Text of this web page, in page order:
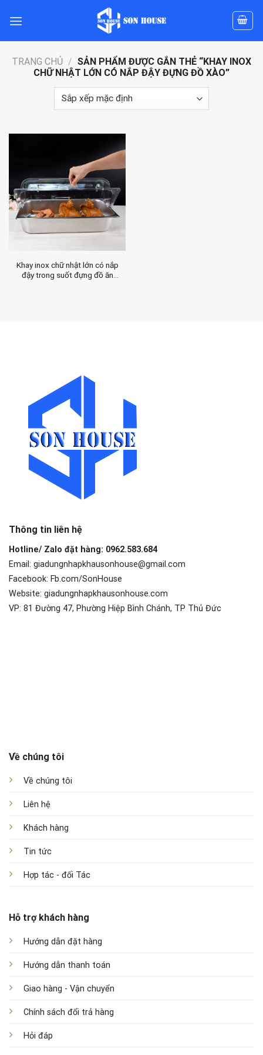
TRANG CHỦ / SẢN PHẨM ĐƯỢC GẮN THẺ “KHAY INOX
CHỮ NHẬT LỚN CÓ NẮP ĐẬY ĐỰNG ĐỒ XÀO”
Khay inox chữ nhật lớn có nắp
đậy trong suốt đựng đồ ăn
Thông tin liên hệ
Hotline/ Zalo đặt hàng: 0962.583.684
Email: giadungnhapkhausonhouse@gmail.com
Facebook: Fb.com/SonHouse
Website: giadungnhapkhausonhouse.com
VP: 81 Đường 47, Phường Hiệp Bình Chánh, TP Thủ Đức
Về chúng tôi
Về chúng tôi
Liên hệ
Khách hàng
Tin tức
Hợp tác - đối Tác
Hỗ trợ khách hàng
Hướng dẫn đặt hàng
Hướng dẫn thanh toán
Giao hàng - Vận chuyển
Chính sách đổi trả hàng
Hỏi đáp